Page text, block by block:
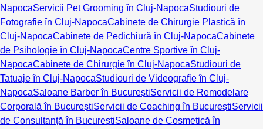
NapocaServicii Pet Grooming în Cluj-NapocaStudiouri de
Fotografie în Cluj-NapocaCabinete de Chirurgie Plastică în
Cluj-NapocaCabinete de Pedichiură în Cluj-NapocaCabinete
de Psihologie în Cluj-NapocaCentre Sportive în Cluj-
NapocaCabinete de Chirurgie în Cluj-NapocaStudiouri de
Tatuaje în Cluj-NapocaStudiouri de Videografie în Cluj-
NapocaSaloane Barber în BucureștiServicii de Remodelare
Corporală în BucureștiServicii de Coaching în BucureștiServicii
de Consultanță în BucureștiSaloane de Cosmetică în